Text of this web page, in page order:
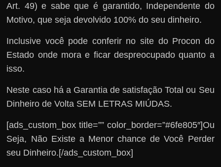
Art. 49) e sabe que é garantido, Independente do
Motivo, que seja devolvido 100% do seu dinheiro.
Inclusive você pode conferir no site do Procon do
Estado onde mora e ficar despreocupado quanto a
isso.
Neste caso há a Garantia de satisfação Total ou Seu
Dinheiro de Volta SEM LETRAS MIÚDAS.
[ads_custom_box title=”” color_border=”#6fe805″]Ou
Seja, Não Existe a Menor chance de Você Perder
seu Dinheiro.[/ads_custom_box]